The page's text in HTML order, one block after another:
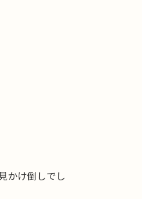
かけ倒しでし